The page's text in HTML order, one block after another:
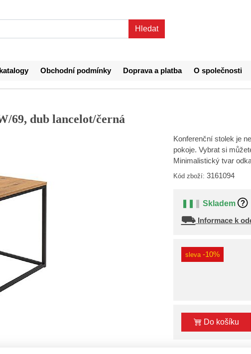
Obchodní podmínky Doprava a platba O společnosti
69, dub lancelot/černá
Konferenční stolek je
pokoje. Vybrat si
Minimalistický tvar
Kód zboží: 3161094
❚❚ Skladem
⛟Informace k
sleva -10%
Do košíku